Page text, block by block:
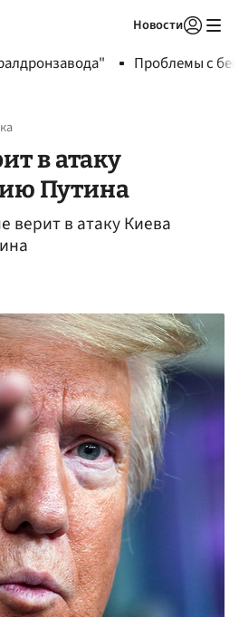
Новости
Проблемы с
в атаку
Путина
верит в атаку Киева